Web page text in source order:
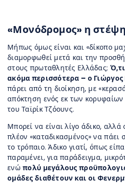
«Μονόδρομος» η στέψη
Μήπως όμως είναι και «δίκοπο
διαμορφωθεί μετά και την
στους πρωταθλητές Ελλάδας;
ακόμα περισσότερα – ο
πάρει από τη διοίκηση, με
απόκτηση ενός εκ των
του Ταϊρίκ Τζόουνς.
Μπορεί να είναι λίγο άδικο,
πλέον «καταδικασμένος» να πάει
το τρόπαιο. Άδικο γιατί, όπως
παραμένει, για παράδειγμα,
ενώπολύ μεγάλους
ομάδες διαθέτουν και οι